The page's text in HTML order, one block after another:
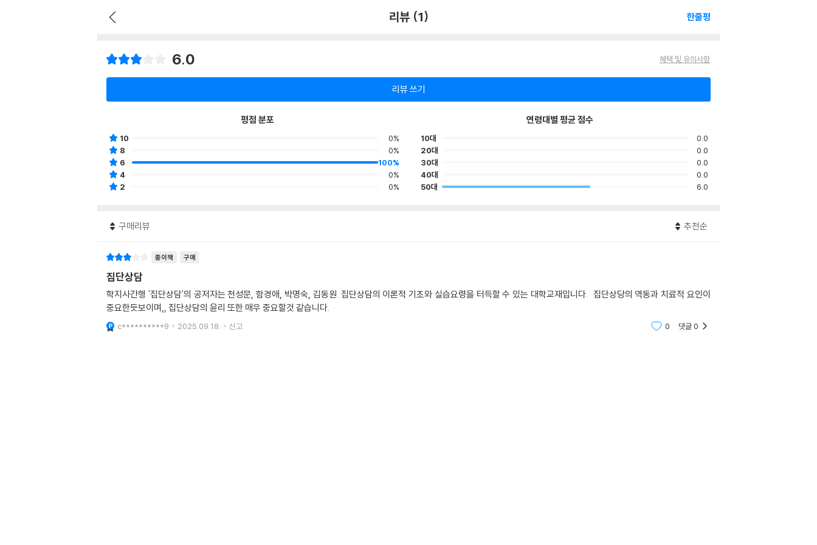
리뷰 (1) 한줄평
6.0 혜택 및 유의사항
리뷰 쓰기
평점 분포
10
0%
8
0%
6
100%
4
0%
2
0%
연령대별 평균 점수
10대
0.0
20대
0.0
30대
0.0
40대
0.0
50대
6.0
구매리뷰 추천순
종이책 구매
집단상담
학지사간행 '집단상담'의 공저자는 천성문, 함경애, 박명숙, 김동원. 집단상담의 이론적 기초와 실습요령을 터득할 수 있는 대학교재입니다. 집단상당의 역동과 치료적 요인이
중요한듯보이며,, 집단상담의 윤리 또한 매우 중요할것 같습니다.
c**********9 2025.09.18. 신고 0 댓글0